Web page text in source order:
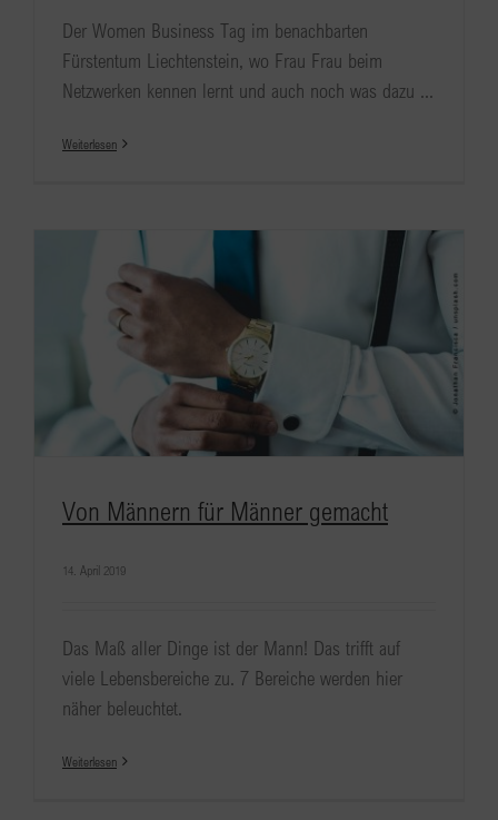
Der Women Business Tag im benachbarten
Fürstentum Liechtenstein, wo Frau Frau beim
Netzwerken kennen lernt und auch noch was dazu ...
Weiterlesen
Von Männern für Männer gemacht
14. April 2019
Das Maß aller Dinge ist der Mann! Das trifft auf
viele Lebensbereiche zu. 7 Bereiche werden hier
näher beleuchtet.
Weiterlesen